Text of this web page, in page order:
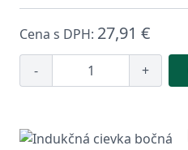
Cena s DPH: 27,91 €
- +